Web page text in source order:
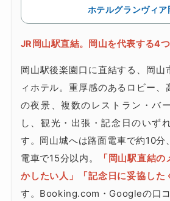
ホテルグランヴィア
JR岡山駅直結。岡山を代表する4
岡山駅後楽園口に直結する、岡山
ィホテル。重厚感のあるロビー、
の夜景、複数のレストラン・バ
し、観光・出張・記念日のいず
す。岡山城へは路面電車で約10分
電車で15分以内。
「岡山駅直結
かしたい人」「記念日に妥協した
す。Booking.com・Googleの口